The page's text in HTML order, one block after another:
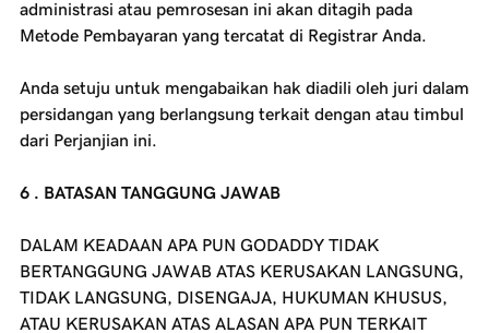
administrasi atau pemrosesan ini akan ditagih pada
Metode Pembayaran yang tercatat di Registrar Anda.
Anda setuju untuk mengabaikan hak diadili oleh juri dalam
persidangan yang berlangsung terkait dengan atau timbul
dari Perjanjian ini.
6 . BATASAN TANGGUNG JAWAB
DALAM KEADAAN APA PUN GODADDYTIDAK
BERTANGGUNG JAWAB ATAS KERUSAKAN LANGSUNG,
TIDAK LANGSUNG, DISENGAJA, HUKUMAN KHUSUS,
ATAU KERUSAKAN ATAS ALASAN APA PUN TERKAIT